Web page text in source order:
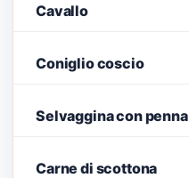
Cavallo
Coniglio coscio
Selvaggina con penna
Carne di scottona